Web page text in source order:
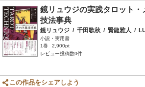
鏡リュウジの実践タロット・
技法事典
鏡リュウジ / 千田歌秋 / 賢龍雅人 /
小説・実用書
1巻
2,900pt
レビュー投稿数0件
この作品をシェアしよう